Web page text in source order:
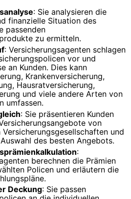
: Sie analysieren die
finanzielle Situation des
passenden
zu ermitteln.
: Versicherungsagenten schlagen
vor und
an Kunden. Dies kann
Krankenversicherung,
Hausratversicherung,
und viele andere Arten von
umfassen.
: Sie präsentieren Kunden
von
und
des besten Angebots.
:
berechnen die Prämien
Policen und erläutern die
Deckung: Sie passen